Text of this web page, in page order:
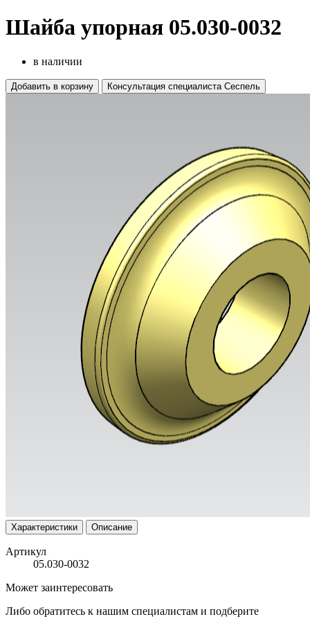
Шайба упорная 05.030-0032
в наличии
Добавить в корзину Консультация специалиста Сеспель
Характеристики Описание
Артикул
05.030-0032
Может заинтересовать
Либо обратитесь к нашим специалистам и подберите